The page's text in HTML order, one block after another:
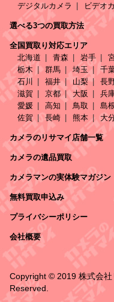
デジタルカメラ
ビデオ
選べる3つの買取方法
全国買取り対応エリア
北海道
青森 岩手
栃木
群馬 埼玉 千
石川
福井 山梨 長
滋賀
京都 大阪 兵
愛媛
高知 鳥取 島
佐賀
長崎 熊本 大
カメラのリサマイ店舗一覧
カメラの遺品買取
カメラマンの実体験マガジン
無料買取申込み
プライバシーポリシー
会社概要
Copyright © 2019 株式会
Reserved.